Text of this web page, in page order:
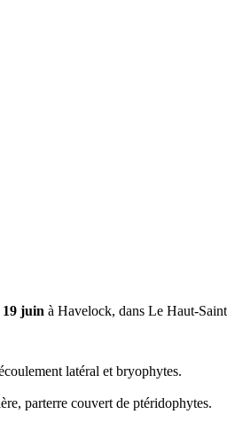
19 juin à Havelock, dans Le Haut-
latéral et bryophytes.
parterre couvert de ptéridophytes.